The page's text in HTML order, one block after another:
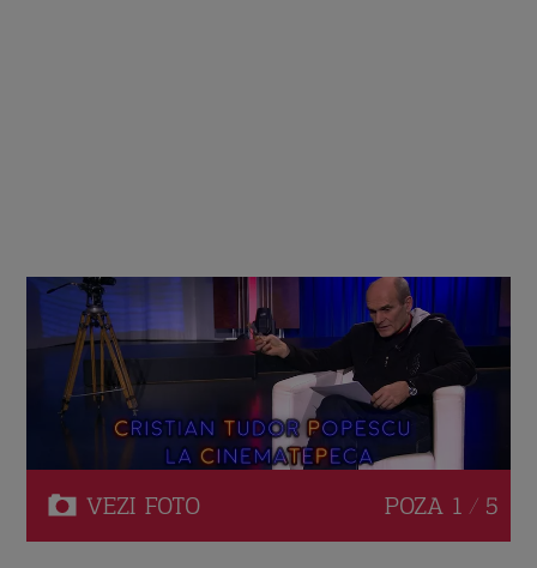
VEZI FOTO POZA 1 / 5